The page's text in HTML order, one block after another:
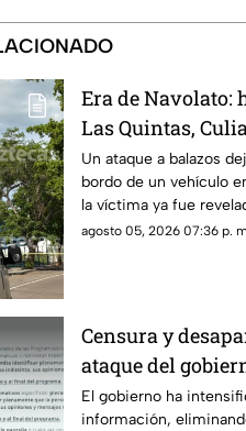
Era de Navolato:
Las Quintas,
identificado
Un ataque a balazos
bordo de un vehículo
la víctima ya fue
agosto 05, 2026 07:36 p.
Censura y
ataque del
pública
El gobierno ha
información,